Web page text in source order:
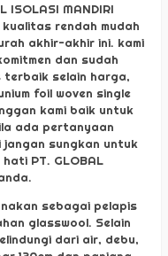
ISOLASI MANDIRI
rendah mudah
akhir-akhir ini. kami
dan sudah
terbaik selain harga,
foil woven single
kami baik untuk
ada pertanyaan
jangan sungkan untuk
PT. GLOBAL
sebagai pelapis
glasswool. Selain
dari air, debu,